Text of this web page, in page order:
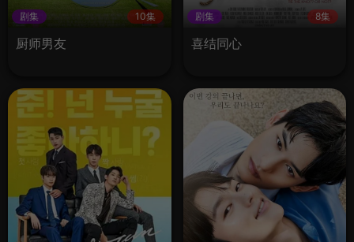
剧集 10集
厨师男友
剧集 8集
喜结同心